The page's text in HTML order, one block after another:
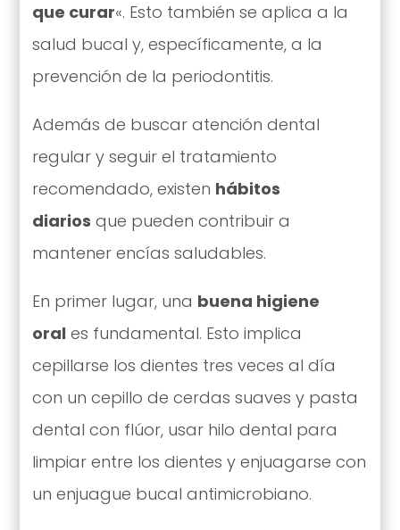
que curar«. Esto también se aplica a la
salud bucal y, específicamente, a la
prevención de la periodontitis.
Además de buscar atención dental
regular y seguir el tratamiento
recomendado, existen hábitos
diarios que pueden contribuir a
mantener encías saludables.
En primer lugar, una buena higiene
oral es fundamental. Esto implica
cepillarse los dientes tres veces al día
con un cepillo de cerdas suaves y pasta
dental con flúor, usar hilo dental para
limpiar entre los dientes y enjuagarse con
un enjuague bucal antimicrobiano.